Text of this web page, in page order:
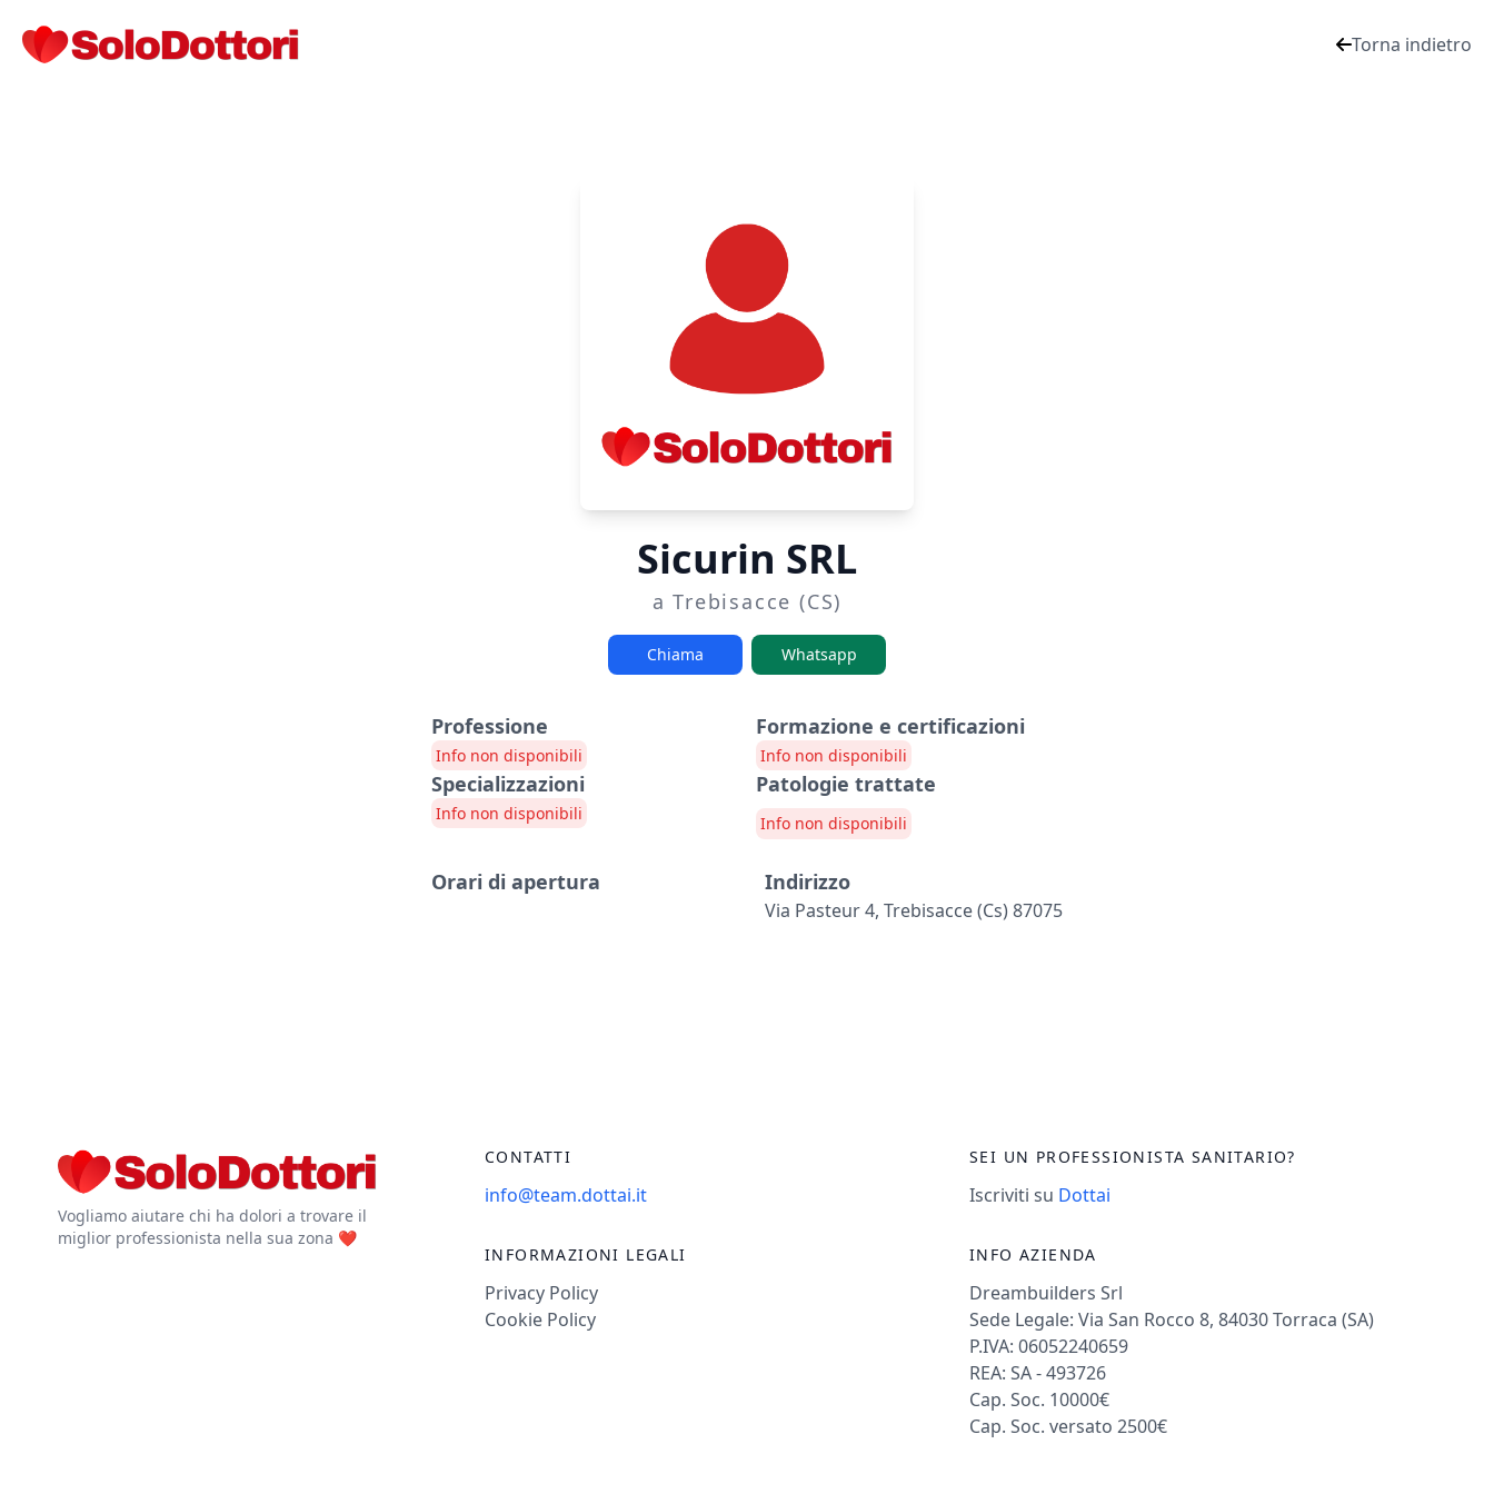
Torna indietro
Sicurin SRL
a Trebisacce (CS)
Chiama Whatsapp
Professione
Info non disponibili
Specializzazioni
Info non disponibili
Formazione e certificazioni
Info non disponibili
Patologie trattate
Info non disponibili
Orari di apertura Indirizzo
Via Pasteur 4, Trebisacce (cs) 87075
Vogliamo aiutare chi ha dolori a trovare il
miglior professionista nella sua zona ❤️
CONTATTI
info@team.dottai.it
INFORMAZIONI LEGALI
Privacy Policy
Cookie Policy
SEI UN PROFESSIONISTA SANITARIO?
Iscriviti su Dottai
INFO AZIENDA
Dreambuilders Srl
Sede Legale: Via San Rocco 8, 84030 Torraca (SA)
P.IVA: 06052240659
REA: SA - 493726
Cap. Soc. 10000€
Cap. Soc. versato 2500€